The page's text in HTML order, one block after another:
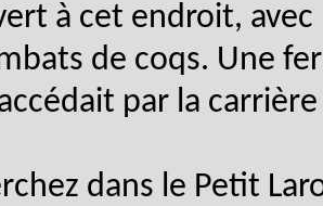
à cet endroit,
de coqs. Une
par la
dans le Petit